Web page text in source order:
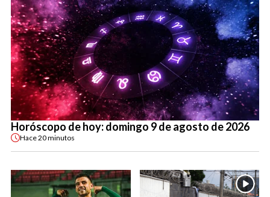
Horóscopo de hoy: domingo 9 de agosto de 2026
Hace20 minutos